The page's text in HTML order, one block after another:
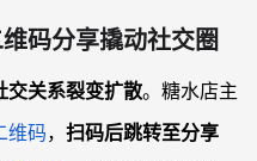
码分享撬动社交圈
交关系裂变扩散。糖水店主
维码， 扫码后跳转至分享